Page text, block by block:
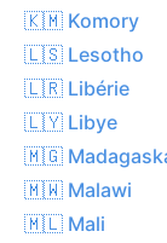
🇰🇲 Komory
🇱🇸 Lesotho
🇱🇷 Libérie
🇱🇾 Libye
🇲🇬
🇲🇼 Malawi
🇲🇱 Mali